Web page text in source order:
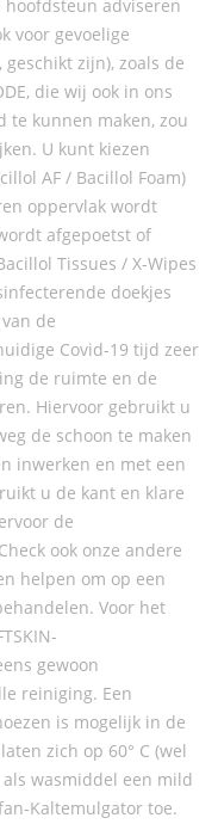
adviseren
voor gevoelige
zijn), zoals de
die wij ook in ons
te kunnen maken, zou
U kunt kiezen
AF / Bacillol Foam)
oppervlak wordt
afgepoetst of
Tissues / X-Wipes
doekjes
de
Covid-19 tijd zeer
de ruimte en de
Hiervoor gebruikt u
de schoon te maken
inwerken en met een
u de kant en klare
de
ook onze andere
helpen om op een
Voor het
gewoon
reiniging. Een
is mogelijk in de
zich op 60° C (wel
wasmiddel een mild
Kaltemulgator toe.